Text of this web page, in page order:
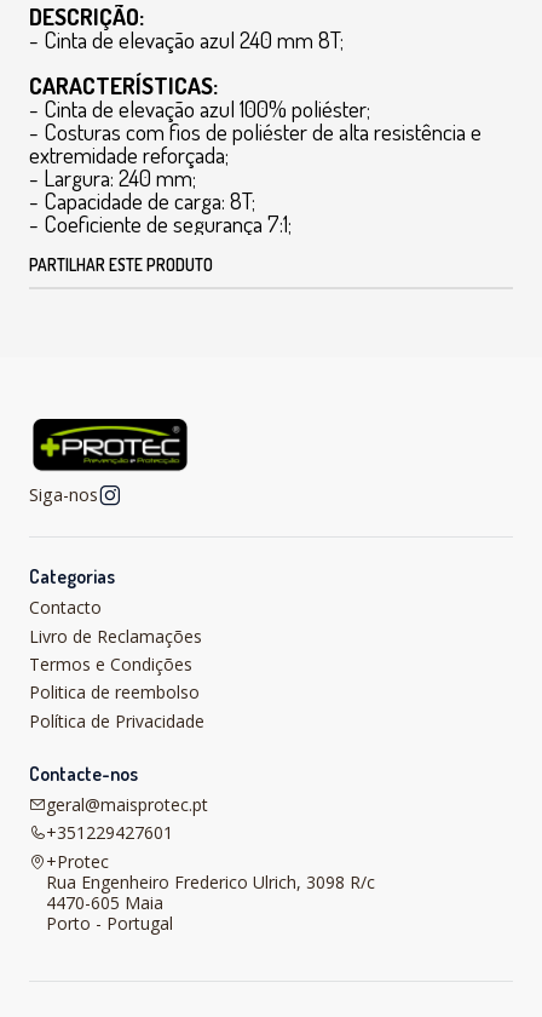
DESCRIÇÃO:
- Cinta de elevação azul 240 mm 8T;
CARACTERÍSTICAS:
- Cinta de elevação azul 100% poliéster;
- Costuras com fios de poliéster de alta resistência e
extremidade reforçada;
- Largura: 240 mm;
- Capacidade de carga: 8T;
- Coeficiente de segurança 7:1;
PARTILHAR ESTE PRODUTO
Siga-nos
Categorias
Contacto
Livro de Reclamações
Termos e Condições
Politica de reembolso
Política de Privacidade
Contacte-nos
geral@maisprotec.pt
+351229427601
+Protec
Rua Engenheiro Frederico Ulrich, 3098 R/c
4470-605 Maia
Porto - Portugal